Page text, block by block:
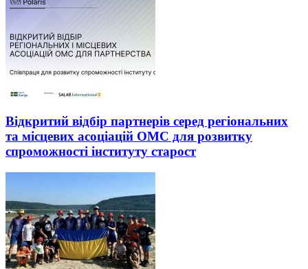
Відкритий відбір партнерів серед регіональних
та місцевих асоціацій ОМС для розвитку
спроможності інституту старост